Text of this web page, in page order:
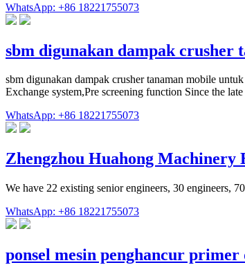
WhatsApp: +86 18221755073
sbm digunakan dampak
sbm digunakan dampak crusher tanaman mobile
Exchange system,Pre screening function Since the
WhatsApp: +86 18221755073
Zhengzhou Huahong Machinery
We have 22 existing senior engineers, 30 engineers,
WhatsApp: +86 18221755073
ponsel mesin penghancur